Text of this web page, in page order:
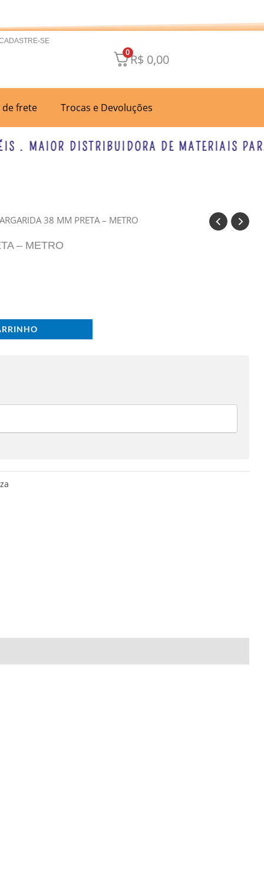
SE
0R$ 0,00
de frete Trocas e Devoluções
DISTRIBUIDORA DE MATERIAIS PARA
38 MM PRETA – METRO
– METRO